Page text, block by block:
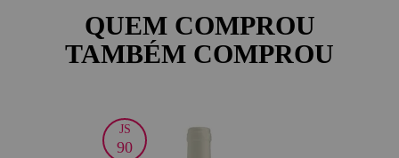
QUEM COMPROU
TAMBÉM COMPROU
JS
90